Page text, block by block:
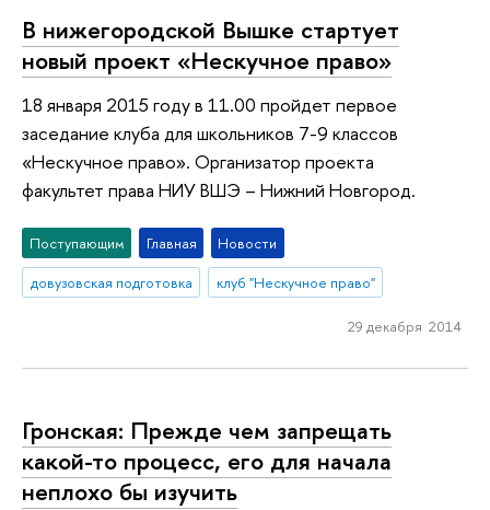
В нижегородской Вышке стартует
новый проект «Нескучное право»
18 января 2015 году в 11.00 пройдет первое
заседание клуба для школьников 7-9 классов
«Нескучное право». Организатор проекта
факультет права НИУ ВШЭ – Нижний Новгород.
Поступающим Главная
Новости
довузовская подготовка
клуб "Нескучное право"
29 декабря 2014
Гронская: Прежде чем запрещать
какой-то процесс, его для начала
неплохо бы изучить